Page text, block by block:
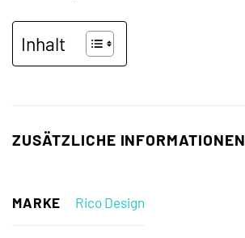
Inhalt
ZUSÄTZLICHE INFORMATIONEN
MARKE Rico Design